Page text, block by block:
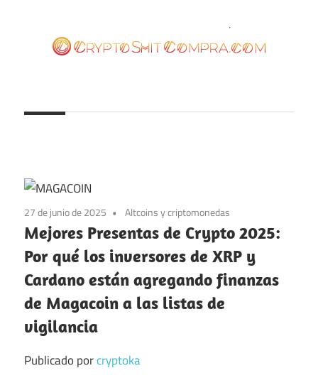
contenido
27 de junio de 2025 Altcoins y criptomonedas
Mejores Presentas de Crypto 2025:
Por qué los inversores de XRP y
Cardano están agregando finanzas
de Magacoin a las listas de
vigilancia
Publicado porcryptoka